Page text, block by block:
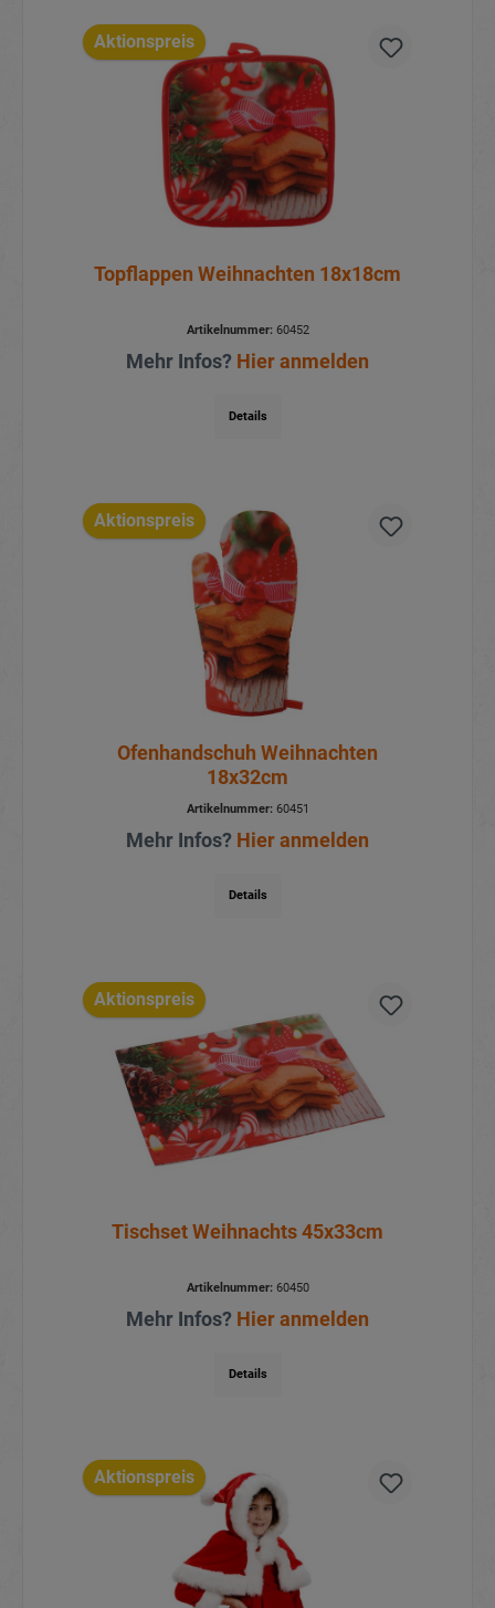
Aktionspreis
Topflappen Weihnachten 18x18cm
Artikelnummer:60452
Mehr Infos? Hier anmelden
Details
Aktionspreis
Ofenhandschuh Weihnachten
18x32cm
Artikelnummer:60451
Mehr Infos? Hier anmelden
Details
Aktionspreis
Tischset Weihnachts 45x33cm
Artikelnummer:60450
Mehr Infos? Hier anmelden
Details
Aktionspreis